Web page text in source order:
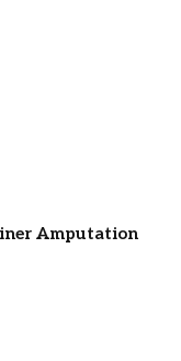
Amputation